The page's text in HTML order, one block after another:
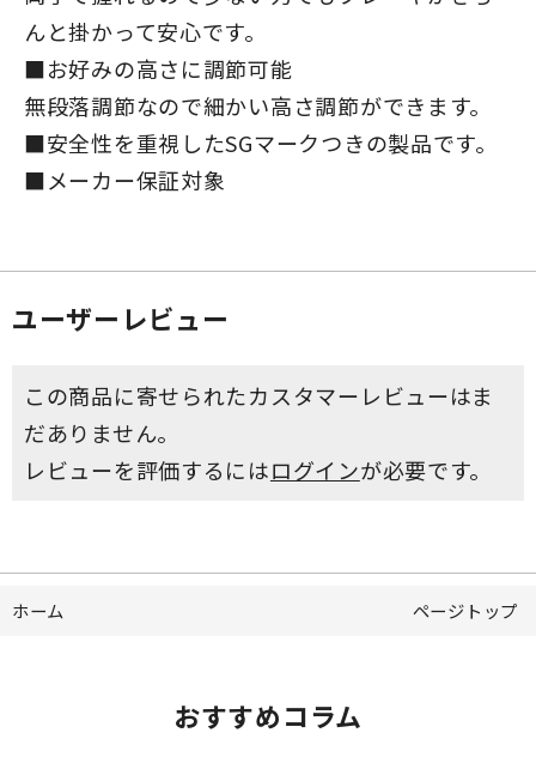
んと掛かって安心です。
■お好みの高さに調節可能
無段落調節なので細かい高さ調節ができます。
■安全性を重視したSGマークつきの製品です。
■メーカー保証対象
ユーザーレビュー
この商品に寄せられたカスタマーレビューはま
だありません。
レビューを評価するにはログインが必要です。
ホーム ページトップ
おすすめコラム